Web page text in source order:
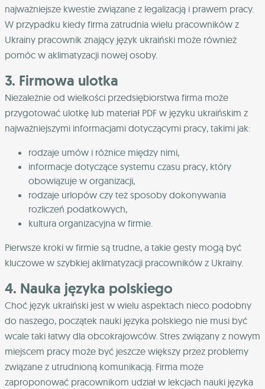
najważniejsze kwestie związane z legalizacją i prawem pracy.
W przypadku kiedy firma zatrudnia wielu pracowników z
Ukrainy pracownik znający język ukraiński może również
pomóc w aklimatyzacji nowej osoby.
3. Firmowa ulotka
Niezależnie od wielkości przedsiębiorstwa firma może
przygotować ulotkę lub materiał PDF w języku ukraińskim z
najważniejszymi informacjami dotyczącymi pracy, takimi jak:
rodzaje umów i różnice między nimi,
informacje dotyczące systemu czasu pracy, który
obowiązuje w organizacji,
rodzaje urlopów czy też sposoby dokonywania
rozliczeń podatkowych,
kultura organizacyjna w firmie.
Pierwsze kroki w firmie są trudne, a takie gesty mogą być
kluczowe w szybkiej aklimatyzacji pracowników z Ukrainy.
4. Nauka języka polskiego
Choć język ukraiński jest w wielu aspektach nieco podobny
do naszego, początek nauki języka polskiego nie musi być
wcale taki łatwy dla obcokrajowców. Stres związany z nowym
miejscem pracy może być jeszcze większy przez problemy
związane z utrudnioną komunikacją. Firma może
zaproponować pracownikom udział w lekcjach nauki języka